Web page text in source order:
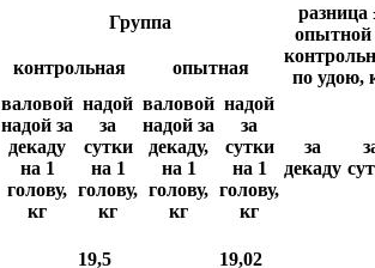
Группа
разница
опытной
по удою,
контрольная
опытная
валовой
надой за
декаду
на 1
голову,
кг
надой
за
сутки
на 1
голову,
кг
валовой
надой за
декаду,
на 1
голову,
кг
надой
за
сутки
на 1
голову,
кг
за
декаду
19,5 19,02